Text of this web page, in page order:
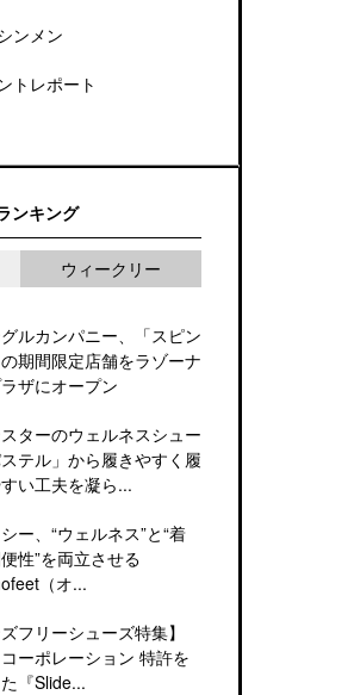
ンキング
ウィークリー
ルカンパニー、「スピン
期間限定店舗をラゾーナ
ザにオープン
ターのウェルネスシュー
テル」から履きやすく履
い工夫を凝ら...
ー、“ウェルネス”と“着
性”を両立させる
（オ...
ズフリーシューズ特集】
ーポレーション 特許を
『Slide...